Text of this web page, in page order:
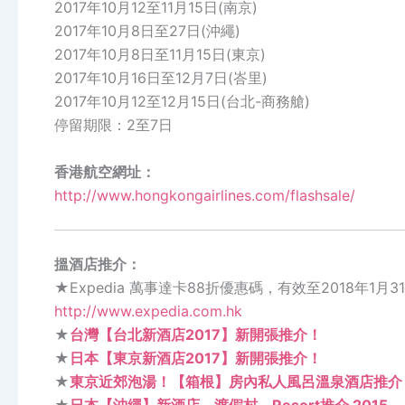
2017年10月12至11月15日(南京)
2017年10月8日至27日(沖繩)
2017年10月8日至11月15日(東京)
2017年10月16日至12月7日(峇里)
2017年10月12至12月15日(台北-商務艙)
停留期限：2至7日
香港航空網址：
http://www.hongkongairlines.com/flashsale/
搵酒店推介：
★Expedia 萬事達卡88折優惠碼，有效至2018年1月31
http://www.expedia.com.hk
★台灣【台北新酒店2017】新開張推介！
★ 日本【東京新酒店2017】新開張推介！
★東京近郊泡湯！【箱根】房內私人風呂溫泉酒店推介